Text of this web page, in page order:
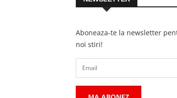
Aboneaza-te la newsletter
noi stiri!